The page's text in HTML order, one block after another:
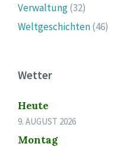
Verwaltung(32)
Weltgeschichten(46)
Wetter
Heute
9. AUGUST 2026
Montag